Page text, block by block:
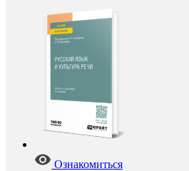
Ознакомиться